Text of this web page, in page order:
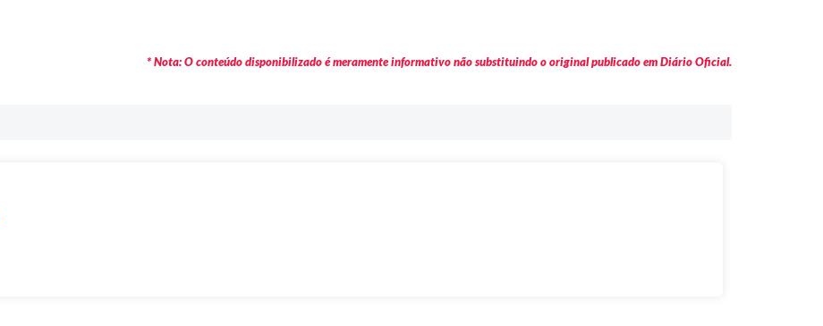
* Nota: O conteúdo disponibilizado é meramente informativo não substituindo o original publicado em Diário Oficial.